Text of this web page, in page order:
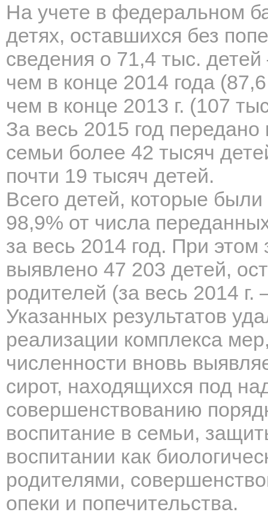
На учете в федеральном
детях, оставшихся без
сведения о 71,4 тыс.
чем в конце 2014 года
чем в конце 2013 г. (107
За весь 2015 год
семьи более 42 тысяч
почти 19 тысяч детей.
Всего детей, которые
98,9% от числа
за весь 2014 год. При
выявлено 47 203 детей,
родителей (за весь 2014
Указанных результатов
реализации комплекса
численности вновь
сирот, находящихся под
совершенствованию
воспитание в семьи,
воспитании как
родителями,
опеки и попечительства.